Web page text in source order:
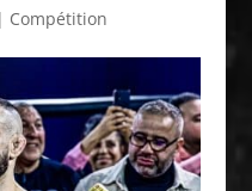
Compétition